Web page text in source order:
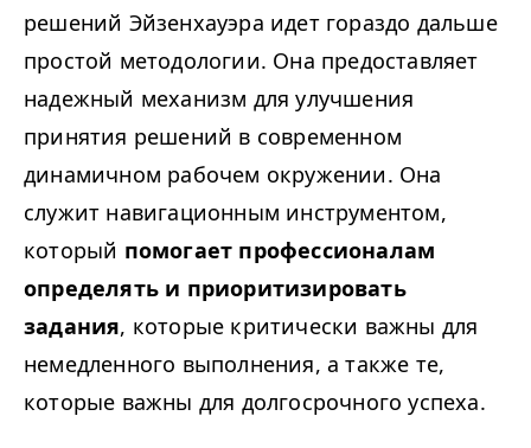
решений Эйзенхауэра идет гораздо дальше
простой методологии. Она предоставляет
надежный механизм для улучшения
принятия решений в современном
динамичном рабочем окружении. Она
служит навигационным инструментом,
который помогает профессионалам
определять и приоритизировать
задания, которые критически важны для
немедленного выполнения, а также те,
которые важны для долгосрочного успеха.